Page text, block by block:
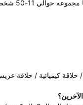
كيميائية / حلاقة